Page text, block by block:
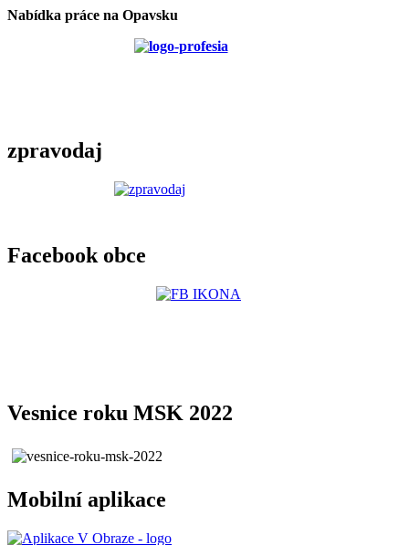
Nabídka práce na Opavsku
zpravodaj
Facebook obce
Vesnice roku MSK 2022
Mobilní aplikace